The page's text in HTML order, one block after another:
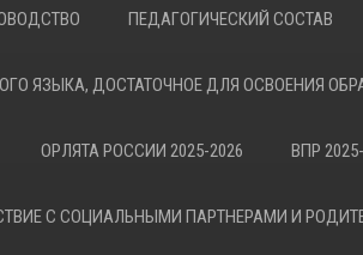
ПЕДАГОГИЧЕСКИЙ СОСТАВ
ЯЗЫКА, ДОСТАТОЧНОЕ ДЛЯ ОСВОЕНИЯ
ОРЛЯТА РОССИИ 2025-2026 ВПР
С СОЦИАЛЬНЫМИ ПАРТНЕРАМИ И